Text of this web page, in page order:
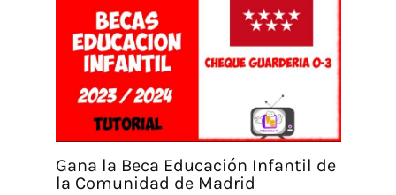
Gana la Beca Educación Infantil de
la Comunidad de Madrid